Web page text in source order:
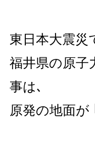
東日本大震災
福井県の原子
事は､
原発の地面